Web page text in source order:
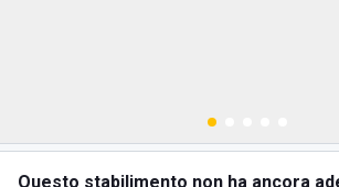
Questo stabilimento non ha ancora